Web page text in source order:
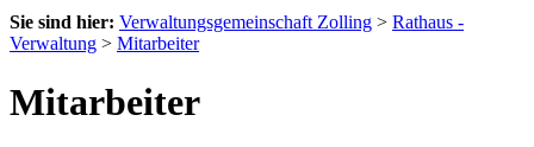
Sie sind hier: Verwaltungsgemeinschaft Zolling > Rathaus -
Verwaltung > Mitarbeiter
Mitarbeiter